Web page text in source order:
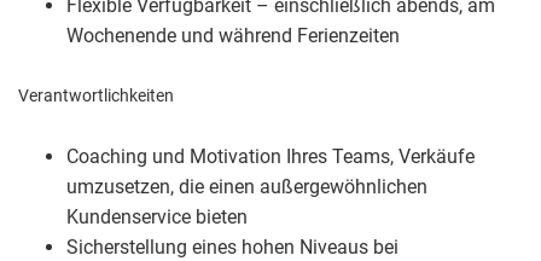
Flexible Verfügbarkeit – einschließlich abends, am
Wochenende und während Ferienzeiten
Verantwortlichkeiten
Coaching und Motivation Ihres Teams, Verkäufe
umzusetzen, die einen außergewöhnlichen
Kundenservice bieten
Sicherstellung eines hohen Niveaus bei